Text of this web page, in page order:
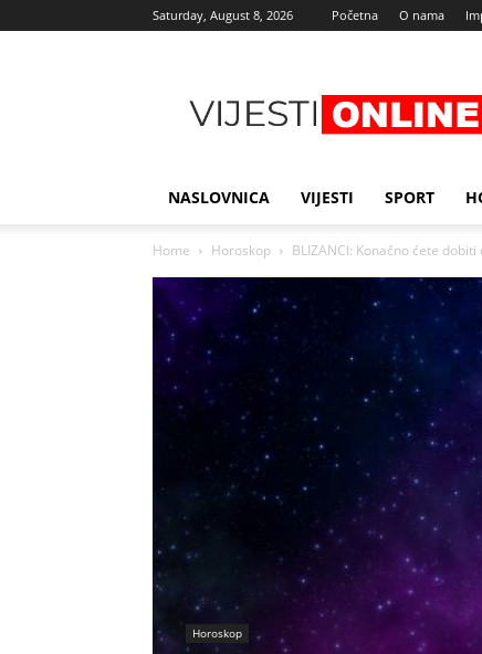
Saturday, August 8, 2026 Početna O nama
vijesti
NASLOVNICA VIJESTI SPORT
Home Horoskop BLIZANCI: Konačno ćete
Horoskop